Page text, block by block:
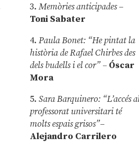
3.Memòries anticipades–
Toni Sabater
4.Paula Bonet: “He pintat la
història de Rafael Chirbes des
dels budells i el cor” – Óscar
Mora
5.Sara Barquinero: “L’accés
professorat universitari té
molts espais grisos”–
Alejandro Carrilero